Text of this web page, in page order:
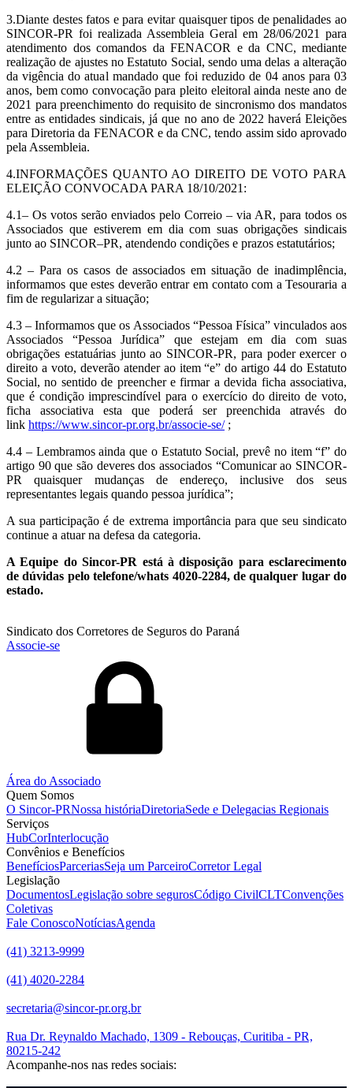
3.Diante destes fatos e para evitar quaisquer tipos de penalidades ao
SINCOR-PR foi realizada Assembleia Geral em 28/06/2021 para
atendimento dos comandos da FENACOR e da CNC, mediante
realização de ajustes no Estatuto Social, sendo uma delas a alteração
da vigência do atual mandado que foi reduzido de 04 anos para 03
anos, bem como convocação para pleito eleitoral ainda neste ano de
2021 para preenchimento do requisito de sincronismo dos mandatos
entre as entidades sindicais, já que no ano de 2022 haverá Eleições
para Diretoria da FENACOR e da CNC, tendo assim sido aprovado
pela Assembleia.
4.INFORMAÇÕES QUANTO AO DIREITO DE VOTO PARA
ELEIÇÃO CONVOCADA PARA 18/10/2021:
4.1– Os votos serão enviados pelo Correio – via AR, para todos os
Associados que estiverem em dia com suas obrigações sindicais
junto ao SINCOR–PR, atendendo condições e prazos estatutários;
4.2 – Para os casos de associados em situação de inadimplência,
informamos que estes deverão entrar em contato com a Tesouraria a
fim de regularizar a situação;
4.3 – Informamos que os Associados “Pessoa Física” vinculados aos
Associados “Pessoa Jurídica” que estejam em dia com suas
obrigações estatuárias junto ao SINCOR-PR, para poder exercer o
direito a voto, deverão atender ao item “e” do artigo 44 do Estatuto
Social, no sentido de preencher e firmar a devida ficha associativa,
que é condição imprescindível para o exercício do direito de voto,
ficha associativa esta que poderá ser preenchida através do
link https://www.sincor-pr.org.br/associe-se/;
4.4 – Lembramos ainda que o Estatuto Social, prevê no item “f” do
artigo 90 que são deveres dos associados “Comunicar ao SINCOR-
PR quaisquer mudanças de endereço, inclusive dos seus
representantes legais quando pessoa jurídica”;
A sua participação é de extrema importância para que seu sindicato
continue a atuar na defesa da categoria.
A Equipe do Sincor-PR está à disposição para esclarecimento
de dúvidas pelo telefone/whats 4020-2284, de qualquer lugar do
estado.
Sindicato dos Corretores de Seguros do Paraná
Associe-se
Área do Associado
Quem Somos
O Sincor-PRNossa históriaDiretoriaSede e Delegacias Regionais
Serviços
HubCorInterlocução
Convênios e Benefícios
BenefíciosParceriasSeja um ParceiroCorretor Legal
Legislação
DocumentosLegislação sobre segurosCódigo CivilCLTConvenções
Coletivas
Fale ConoscoNotíciasAgenda
(41) 3213-9999
(41) 4020-2284
secretaria@sincor-pr.org.br
Rua Dr. Reynaldo Machado, 1309 - Rebouças, Curitiba - PR,
80215-242
Acompanhe-nos nas redes sociais: